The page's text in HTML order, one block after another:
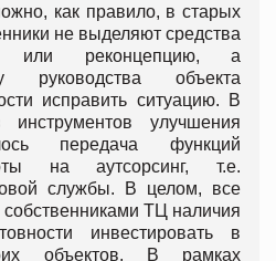
как правило, в старых
не выделяют средства
или реконцепцию, а
руководства объекта
исправить ситуацию. В
улучшения
передача функций
на аутсорсинг, т.е.
службы. В целом, все
ТЦ наличия
инвестировать в
объектов. В рамках